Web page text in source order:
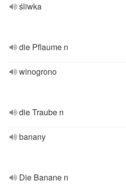
śliwka
die Pflaume n
winogrono
die Traube n
banany
Die Banane n